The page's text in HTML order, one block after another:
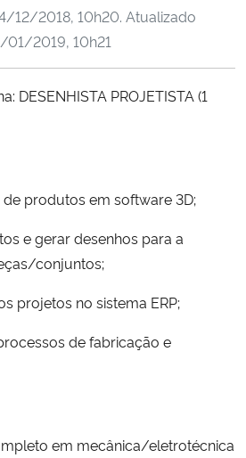
Inovações e Comunicações
Regional
12/2018, 10h20. Atualizado
2019, 10h21
DESENHISTA PROJETISTA (1
produtos em software 3D;
e gerar desenhos para a
conjuntos;
projetos no sistema ERP;
de fabricação e
em mecânica/eletrotécnica